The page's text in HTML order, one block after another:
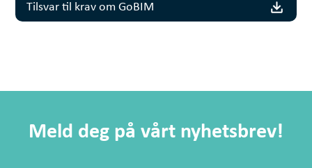
Tilsvar til krav om GoBIM
Meld deg på vårt nyhetsbrev!